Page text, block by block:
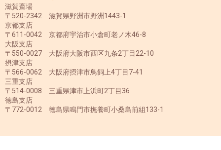
滋賀斎場
〒520-2342 滋賀県野洲市野洲1443-1
京都支店
〒611-0042 京都府宇治市小倉町老ノ木46-8
大阪支店
〒550-0027 大阪府大阪市西区九条2丁目22-10
摂津支店
〒566-0062 大阪府摂津市鳥飼上4丁目7-41
三重支店
〒514-0008 三重県津市上浜町2丁目36
徳島支店
〒772-0012 徳島県鳴門市撫養町小桑島前組133-1